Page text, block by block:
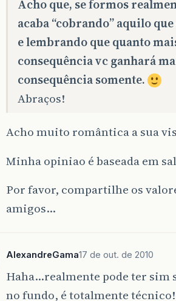
Acho que, se formos
acaba “cobrando” aquilo
e lembrando que quanto
consequência vc ganhará
consequência somente.
Abraços!
Acho muito romântica a sua
Minha opiniao é baseada em
Por favor, compartilhe os
amigos…
AlexandreGama17 de out. de 2010
Haha…realmente pode ter sim
no fundo, é totalmente técnico!